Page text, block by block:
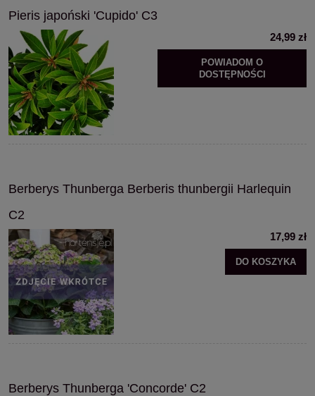
Pieris japoński 'Cupido' C3
24,99 zł
POWIADOM O
DOSTĘPNOŚCI
Berberys Thunberga Berberis thunbergii Harlequin
C2
17,99 zł
DO KOSZYKA
Berberys Thunberga 'Concorde' C2